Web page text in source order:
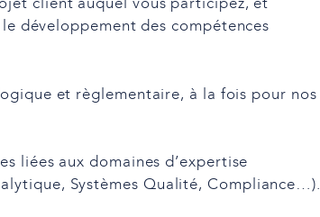
client auquel vous participez, et
développement des compétences
et règlementaire, à la fois pour nos
liées aux domaines d’expertise
Systèmes Qualité, Compliance…).